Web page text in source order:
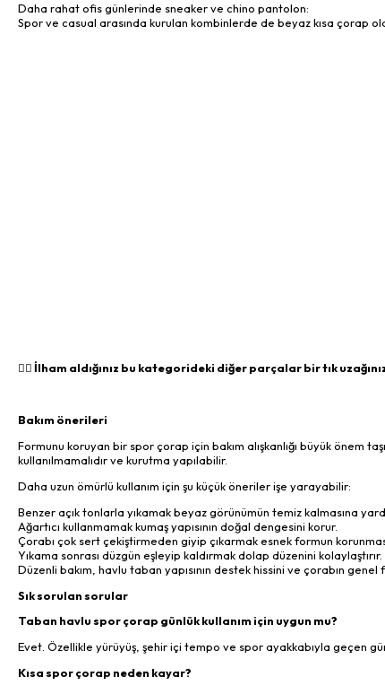
Daha rahat ofis günlerinde sneaker ve chino pantolon:
Spor ve casual arasında kurulan kombinlerde de beyaz kısa çorap
👉🏻 İlham aldığınız bu kategorideki diğer parçalar bir tık
Bakım önerileri
Formunu koruyan bir spor çorap için bakım alışkanlığı büyük önem
kullanılmamalıdır ve kurutma yapılabilir.
Daha uzun ömürlü kullanım için şu küçük öneriler işe yarayabilir:
Benzer açık tonlarla yıkamak beyaz görünümün temiz kalmasına
Ağartıcı kullanmamak kumaş yapısının doğal dengesini korur.
Çorabı çok sert çekiştirmeden giyip çıkarmak esnek formun
Yıkama sonrası düzgün eşleyip kaldırmak dolap düzenini kolaylaştırır.
Düzenli bakım, havlu taban yapısının destek hissini ve çorabın
Sık sorulan sorular
Taban havlu spor çorap günlük kullanım için uygun mu?
Evet. Özellikle yürüyüş, şehir içi tempo ve spor ayakkabıyla geçen
Kısa spor çorap neden kayar?